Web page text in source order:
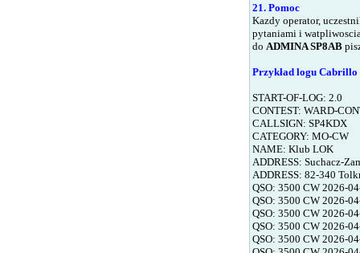
21. Pomoc
Kazdy operator,
pytaniami i
do ADMINA SP8AB
Przykład logu Cabrillo
START-OF-LOG: 2.0
CONTEST: WARD-
CALLSIGN: SP4KDX
CATEGORY: MO-CW
NAME: Klub LOK
ADDRESS: Suchacz-
ADDRESS: 82-340
QSO: 3500 CW 2026-
QSO: 3500 CW 2026-
QSO: 3500 CW 2026-
QSO: 3500 CW 2026-
QSO: 3500 CW 2026-